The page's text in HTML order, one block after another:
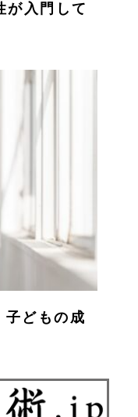
が入門して
子どもの成